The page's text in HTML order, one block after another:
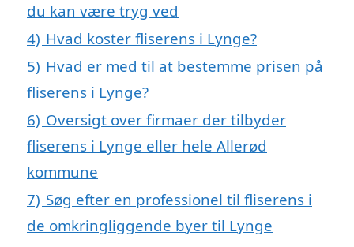
du kan være tryg ved
4) Hvad koster fliserens i Lynge?
5) Hvad er med til at bestemme prisen på
fliserens i Lynge?
6) Oversigt over firmaer der tilbyder
fliserens i Lynge eller hele Allerød
kommune
7) Søg efter en professionel til fliserens i
de omkringliggende byer til Lynge